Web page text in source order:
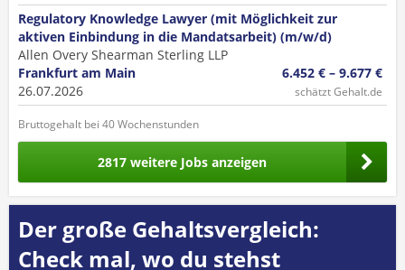
Regulatory Knowledge Lawyer (mit Möglichkeit zur
aktiven Einbindung in die Mandatsarbeit) (m/w/d)
Allen Overy Shearman Sterling LLP
Frankfurt am Main
26.07.2026
6.452 € – 9.677 €
schätzt Gehalt.de
Bruttogehalt bei 40 Wochenstunden
2817 weitere Jobs anzeigen
Der große Gehaltsvergleich:
Check mal, wo du stehst